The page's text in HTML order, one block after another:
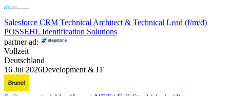
Salesforce CRM Technical Architect & Technical Lead (f/m/d)
POSSEHL Identification Solutions
partner ad:
Vollzeit
Deutschland
16 Jul 2026Development & IT